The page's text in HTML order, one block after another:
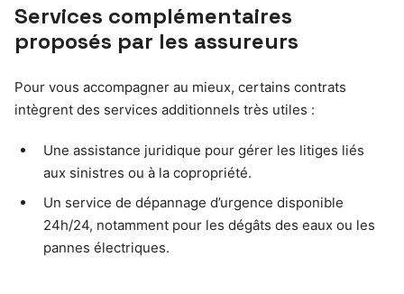
Services complémentaires
proposés par les assureurs
Pour vous accompagner au mieux, certains contrats
intègrent des services additionnels très utiles :
Une assistance juridique pour gérer les litiges liés
aux sinistres ou à la copropriété.
Un service de dépannage d’urgence disponible
24h/24, notamment pour les dégâts des eaux ou les
pannes électriques.